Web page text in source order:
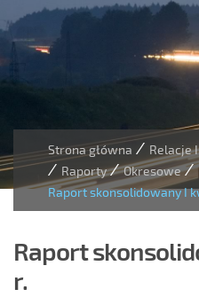
Strona główna / Relacje
/ Raporty/ Okresowe/
Raport skonsolidowany I
Raport
r.